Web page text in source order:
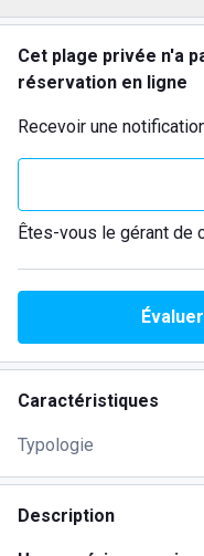
Cet plage privée n'a
réservation en ligne
Recevoir une
Êtes-vous le gérant de
Caractéristiques
Typologie
Description